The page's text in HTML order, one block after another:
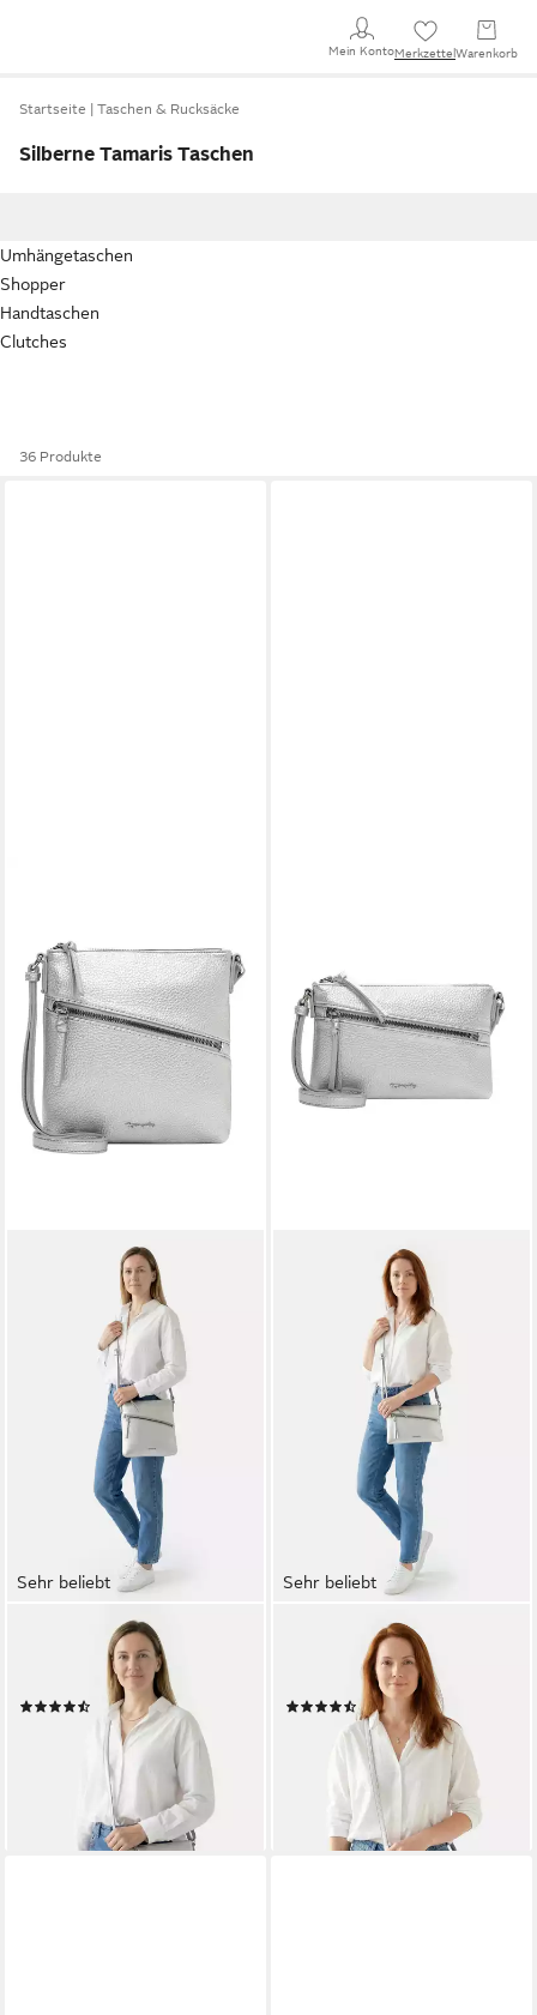
Mein KontoMerkzettel Warenkorb
Startseite Taschen & Rucksäcke
Silberne Tamaris Taschen
Umhängetaschen
Shopper
Handtaschen
Clutches
36 Produkte
Sehr beliebt
Umhängetasche TAS Alessia
(55)
UVP 29,95 €
lieferbar - in 2-3 Werktagen bei dir
+9
Sehr beliebt
Umhängetasche TAS Alessia
(50)
UVP23,95 €
lieferbar - in 2-3 Werktagen bei dir
+3